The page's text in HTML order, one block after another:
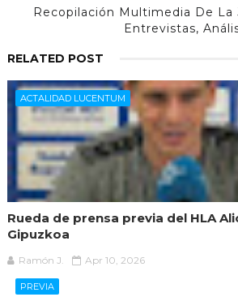
Recopilación Multimedia De La
Entrevistas,
RELATED POST
ACTALIDAD LUCENTUM
Rueda de prensa previa del HLA
Gipuzkoa
Ramón J. Apr 10, 2026
PREVIA